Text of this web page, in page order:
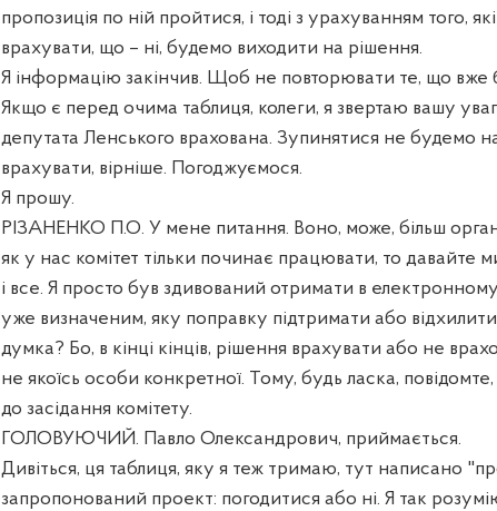
пропозиція по ній пройтися, і тоді з урахуванням того,
врахувати, що – ні, будемо виходити на рішення.
Я інформацію закінчив. Щоб не повторювати те, що вже
Якщо є перед очима таблиця, колеги, я звертаю вашу
депутата Ленського врахована. Зупинятися не будемо
врахувати, вірніше. Погоджуємося.
Я прошу.
РІЗАНЕНКО П.О. У мене питання. Воно, може, більш
як у нас комітет тільки починає працювати, то давайте
і все. Я просто був здивований отримати в
уже визначеним, яку поправку підтримати або
думка? Бо, в кінці кінців, рішення врахувати або не
не якоїсь особи конкретної. Тому, будь ласка,
до засідання комітету.
ГОЛОВУЮЧИЙ. Павло Олександрович, приймається.
Дивіться, ця таблиця, яку я теж тримаю, тут написано
запропонований проект: погодитися або ні. Я так